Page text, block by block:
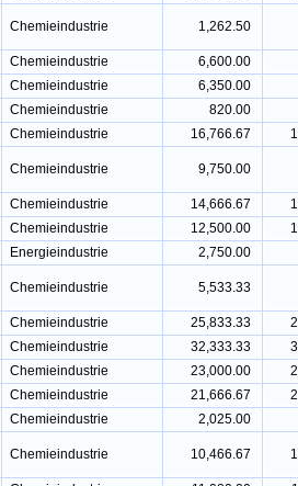
Chemieindustrie 1,262.50
Chemieindustrie
6,600.00
Chemieindustrie
6,350.00
Chemieindustrie
820.00
Chemieindustrie
16,766.67
Chemieindustrie 9,750.00
Chemieindustrie 14,666.67
Chemieindustrie 12,500.00
Energieindustrie
2,750.00
Chemieindustrie 5,533.33
Chemieindustrie 25,833.33
Chemieindustrie 32,333.33
Chemieindustrie 23,000.00
Chemieindustrie 21,666.67
Chemieindustrie
2,025.00
Chemieindustrie 10,466.67